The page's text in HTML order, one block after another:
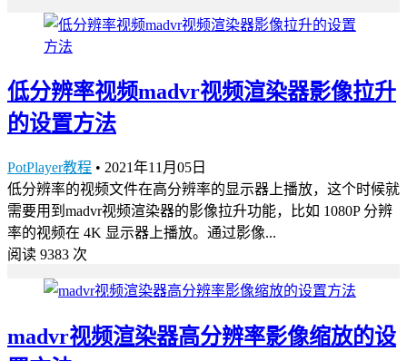
低分辨率视频madvr视频渲染器影像拉升
的设置方法
PotPlayer教程 • 2021年11月05日
低分辨率的视频文件在高分辨率的显示器上播放，这个时候就
需要用到madvr视频渲染器的影像拉升功能，比如 1080P 分辨
率的视频在 4K 显示器上播放。通过影像...
阅读 9383 次
madvr视频渲染器高分辨率影像缩放的设